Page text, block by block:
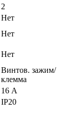
2
Нет
Нет
Нет
Винтов. зажим/
клемма
16 А
IP20